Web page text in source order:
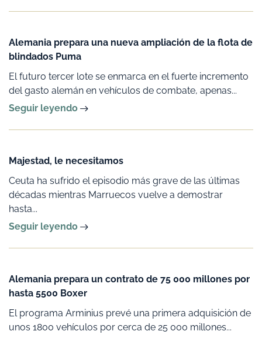
Alemania prepara una nueva ampliación de la flota de
blindados Puma
El futuro tercer lote se enmarca en el fuerte incremento
del gasto alemán en vehículos de combate, apenas...
Seguir leyendo
Majestad, le necesitamos
Ceuta ha sufrido el episodio más grave de las últimas
décadas mientras Marruecos vuelve a demostrar
hasta...
Seguir leyendo
Alemania prepara un contrato de 75 000 millones por
hasta 5500 Boxer
El programa Arminius prevé una primera adquisición de
unos 1800 vehículos por cerca de 25 000 millones...